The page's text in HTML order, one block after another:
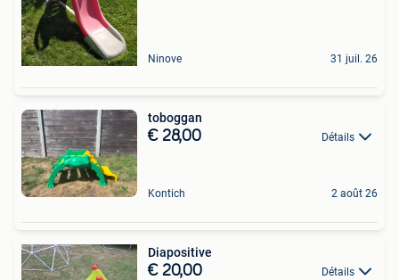
Ninove 31 juil. 26
toboggan
€ 28,00 Détails
Kontich 2 août 26
Diapositive
€ 20,00 Détails